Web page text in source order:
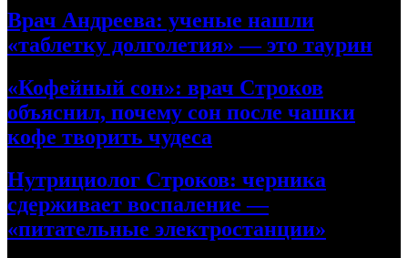
Врач Андреева: ученые нашли
«таблетку долголетия» — это таурин
«Кофейный сон»: врач Строков
объяснил, почему сон после чашки
кофе творить чудеса
Нутрициолог Строков: черника
сдерживает воспаление —
«питательные электростанции»